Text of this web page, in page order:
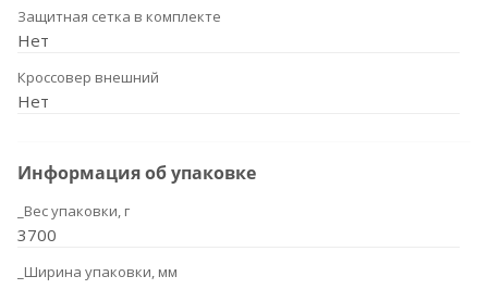
Защитная сетка в комплекте
Нет
Кроссовер внешний
Нет
Информация об упаковке
_Вес упаковки, г
3700
_Ширина упаковки, мм